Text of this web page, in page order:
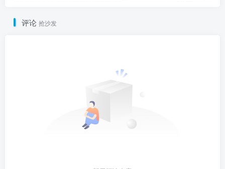
评论 抢沙发